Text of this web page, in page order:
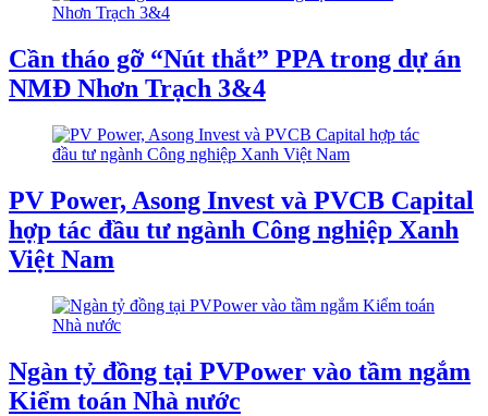
Cần tháo gỡ “Nút thắt” PPA trong dự án
NMĐ Nhơn Trạch 3&4
PV Power, Asong Invest và PVCB Capital
hợp tác đầu tư ngành Công nghiệp Xanh
Việt Nam
Ngàn tỷ đồng tại PVPower vào tầm ngắm
Kiểm toán Nhà nước